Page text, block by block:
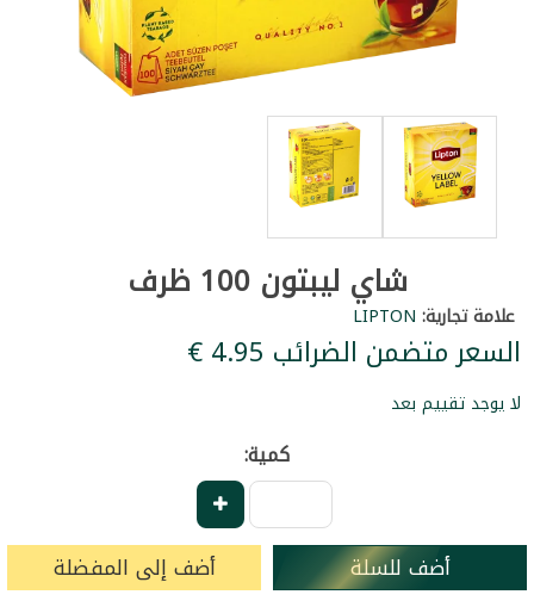
شاي ليبتون 100 ظرف
علامة تجارية: LIPTON
السعر متضمن الضرائب ‏4.95 €
لا يوجد تقييم بعد
كمية:
أضف للسلة أضف إلى المفضلة